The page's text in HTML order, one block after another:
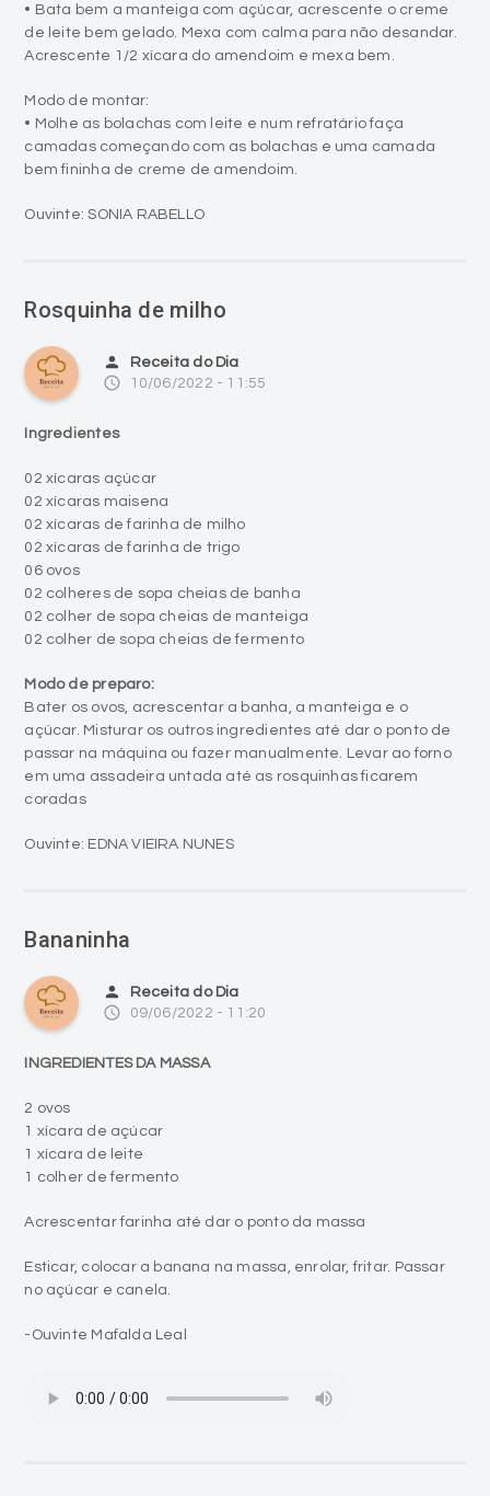
• Bata bem a manteiga com açúcar, acrescente o creme
de leite bem gelado. Mexa com calma para não desandar.
Acrescente 1/2 xícara do amendoim e mexa bem.
Modo de montar:
• Molhe as bolachas com leite e num refratário faça
camadas começando com as bolachas e uma camada
bem fininha de creme de amendoim.
Ouvinte: SONIA RABELLO
Rosquinha de milho
person Receita do Dia
access_time 10/06/2022 - 11:55
Ingredientes
02 xícaras açúcar
02 xícaras maisena
02 xícaras de farinha de milho
02 xícaras de farinha de trigo
06 ovos
02 colheres de sopa cheias de banha
02 colher de sopa cheias de manteiga
02 colher de sopa cheias de fermento
Modo de preparo:
Bater os ovos, acrescentar a banha, a manteiga e o
açúcar. Misturar os outros ingredientes até dar o ponto de
passar na máquina ou fazer manualmente. Levar ao forno
em uma assadeira untada até as rosquinhas ficarem
coradas
Ouvinte: EDNA VIEIRA NUNES
Bananinha
person Receita do Dia
access_time 09/06/2022 - 11:20
INGREDIENTES DA MASSA
2 ovos
1 xícara de açúcar
1 xícara de leite
1 colher de fermento
Acrescentar farinha até dar o ponto da massa
Esticar, colocar a banana na massa, enrolar, fritar. Passar
no açúcar e canela.
-Ouvinte Mafalda Leal